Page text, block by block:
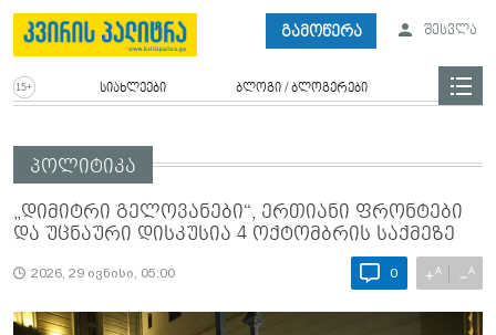
გამოწერა შესვლა
სიახლეები ბლოგი / ბლოგერები
პოლიტიკა
„დიმიტრი გელოვანები“, ერთიანი ფრონტები
და უცნაური დისკუსია 4 ოქტომბრის საქმეზე
2026, 29 ივნისი, 05:00 0 +A −A